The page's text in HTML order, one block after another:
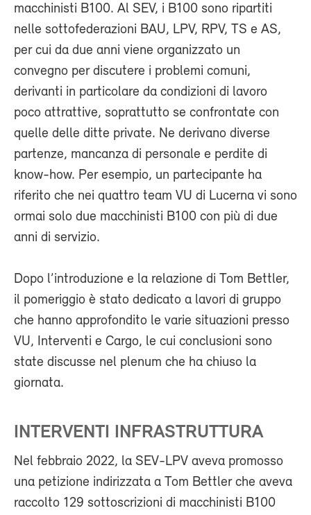
macchinisti B100. Al SEV, i B100 sono ripartiti
nelle sottofederazioni BAU, LPV, RPV, TS e AS,
per cui da due anni viene organizzato un
convegno per discutere i problemi comuni,
derivanti in particolare da condizioni di lavoro
poco attrattive, soprattutto se confrontate con
quelle delle ditte private. Ne derivano diverse
partenze, mancanza di personale e perdite di
know-how. Per esempio, un partecipante ha
riferito che nei quattro team VU di Lucerna vi sono
ormai solo due macchinisti B100 con più di due
anni di servizio.
Dopo l’introduzione e la relazione di Tom Bettler,
il pomeriggio è stato dedicato a lavori di gruppo
che hanno approfondito le varie situazioni presso
VU, Interventi e Cargo, le cui conclusioni sono
state discusse nel plenum che ha chiuso la
giornata.
INTERVENTI INFRASTRUTTURA
Nel febbraio 2022, la SEV-LPV aveva promosso
una petizione indirizzata a Tom Bettler che aveva
raccolto 129 sottoscrizioni di macchinisti B100